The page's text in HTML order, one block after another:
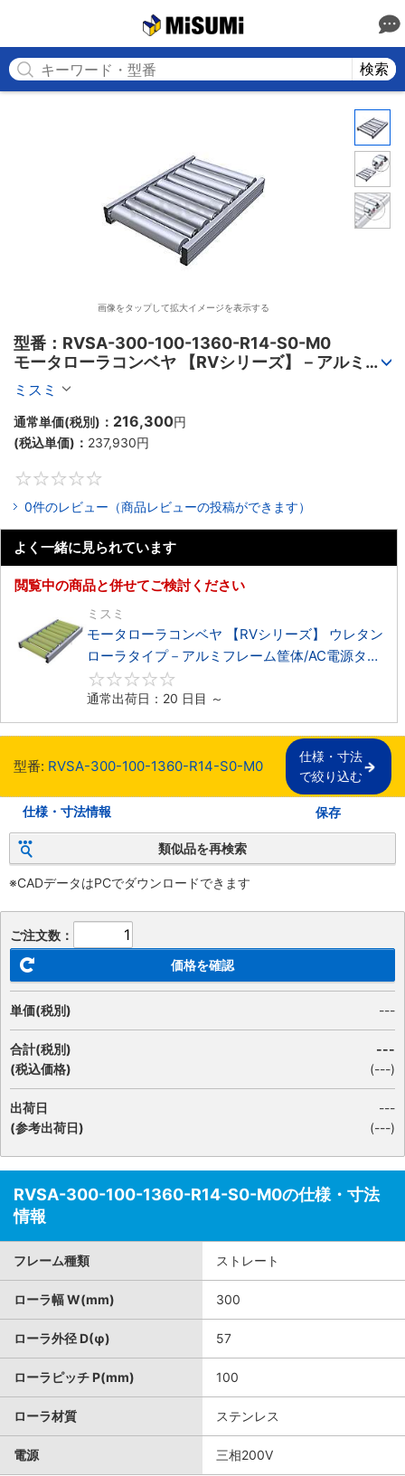
検索
画像をタップして拡大イメージを表示する
型番：RVSA-300-100-1360-R14-S0-M0
モータローラコンベヤ 【RVシリーズ】－アルミフ
レーム筐体/AC電源タイプ－
ミスミ
通常単価(税別)： 216,300円
(税込単価)： 237,930円
0件のレビュー（商品レビューの投稿ができます）
よく一緒に見られています
閲覧中の商品と併せてご検討ください
ミスミ
モータローラコンベヤ 【RVシリーズ】 ウレタン
ローラタイプ－アルミフレーム筐体/AC電源タイ
プ－
通常出荷日：20 日目 ～
型番: RVSA-300-100-1360-R14-S0-M0
仕様・寸法
で絞り込む
仕様・寸法情報 保存
類似品を再検索
※CADデータはPCでダウンロードできます
ご注文数：
価格を確認
単価(税別) ---
合計(税別)
(税込価格)
---
(---)
出荷日
(参考出荷日)
---
(---)
RVSA-300-100-1360-R14-S0-M0の仕様・寸法
情報
フレーム種類 ストレート
ローラ幅 W(mm) 300
ローラ外径 D(φ) 57
ローラピッチ P(mm) 100
ローラ材質 ステンレス
電源 三相200V